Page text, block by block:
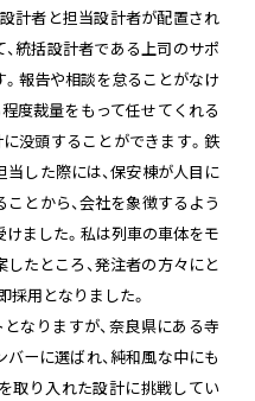
計者と担当設計者が配置され
統括設計者である上司のサポ
報告や相談を怠ることがなけ
度裁量をもって任せてくれる
没頭することができます。鉄
した際には、保安棟が人目に
とから、会社を象徴するよう
ました。私は列車の車体をモ
たところ、発注者の方々にと
採用となりました。
なりますが、奈良県にある寺
ーに選ばれ、純和風な中にも
取り入れた設計に挑戦してい